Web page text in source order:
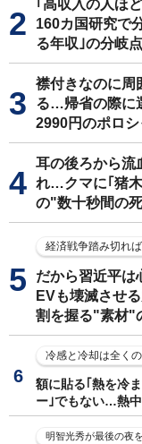
｢高収入の人ほ
160カ国研究で
る年収｣の分岐点
襟付きなのに周
る…帰省の際に
2990円のポロシ
耳の後ろから流
れ…クマに｢猪
の"数十秒間の
経済戦争踏み切れ
だから習近平
EVも壊滅させ
割を握る"素材"
冷感と冷却は全く
額に貼る｢熱を冷
ー｣でもない…熱
明智光秀が最後の夜